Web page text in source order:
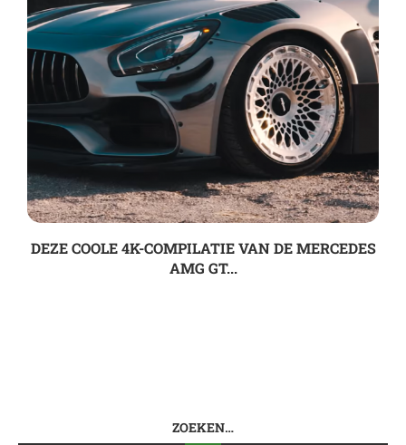
DEZE COOLE 4K-COMPILATIE VAN DE MERCEDES
AMG GT...
ZOEKEN…